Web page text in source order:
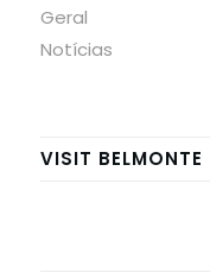
Geral
Notícias
VISIT BELMONTE